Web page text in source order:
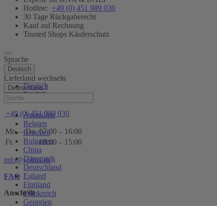
Hotline: +49 (0) 451 989 030
30 Tage Rückgaberecht
Kauf auf Rechnung
Trusted Shops Käuferschutz
Sprache
Deutsch
Deutsch
English
Lieferland wechseln
Deutschland
Australien
Belgien
Brasilien
Bulgarien
China
Dänemark
Deutschland
Estland
Finnland
Frankreich
Georgien
Hilfe
+49 (0) 451 989 030
Mo. – Do. 07:00 – 16:00
Fr.
08:00 – 15:00
info@voltus.de
FAQ
Anschrift